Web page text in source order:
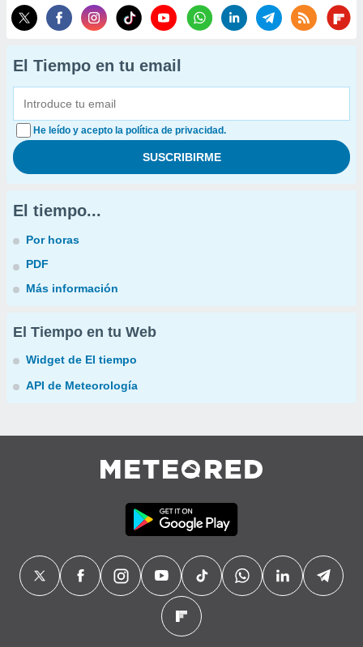
El Tiempo en tu email
He leído y acepto la política de privacidad.
El tiempo...
Por horas
PDF
Más información
El Tiempo en tu Web
Widget de El tiempo
API de Meteorología